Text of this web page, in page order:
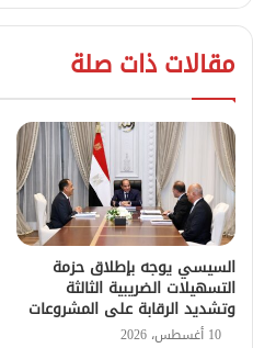
مقالات ذات صلة
السيسي يوجه بإطلاق حزمة
التسهيلات الضريبية الثالثة
وتشديد الرقابة على المشروعات
10 أغسطس، 2026